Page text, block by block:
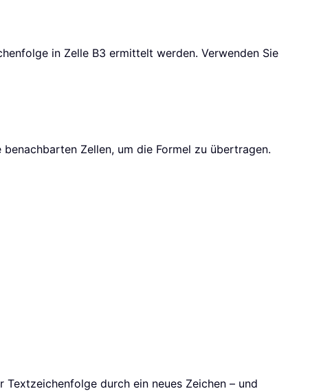
in Zelle B3 ermittelt werden. Verwenden Sie
Zellen, um die Formel zu übertragen.
durch ein neues Zeichen – und